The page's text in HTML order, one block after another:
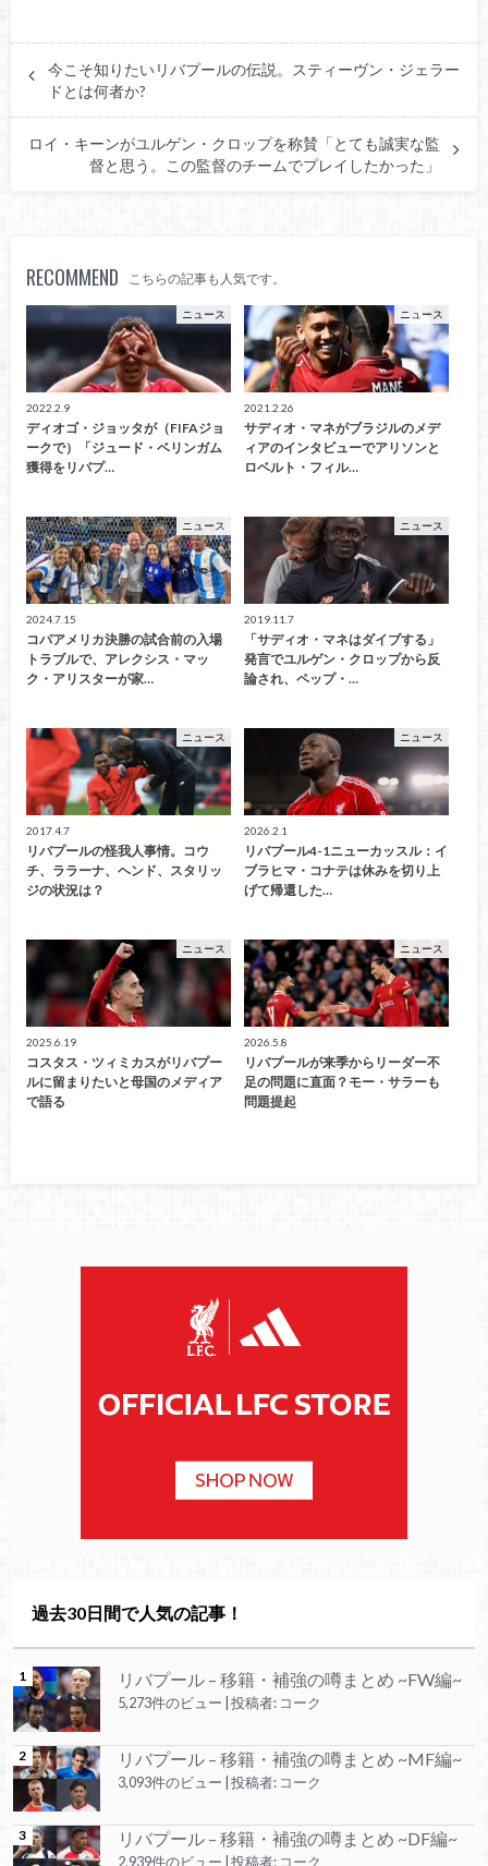
今こそ知りたいリバプールの伝説。スティーヴン・ジェラー
ドとは何者か?
ロイ・キーンがユルゲン・クロップを称賛「とても誠実な監
督と思う。この監督のチームでプレイしたかった」
RECOMMEND こちらの記事も人気です。
ニュース
2022.2.9
ディオゴ・ジョッタが（FIFAジョ
ークで）「ジュード・ベリンガム
獲得をリバプ…
ニュース
2021.2.26
サディオ・マネがブラジルのメデ
ィアのインタビューでアリソンと
ロベルト・フィル…
ニュース
2024.7.15
コパアメリカ決勝の試合前の入場
トラブルで、アレクシス・マッ
ク・アリスターが家…
ニュース
2019.11.7
「サディオ・マネはダイブする」
発言でユルゲン・クロップから反
論され、ペップ・…
ニュース
2017.4.7
リバプールの怪我人事情。コウ
チ、ララーナ、ヘンド、スタリッ
ジの状況は？
ニュース
2026.2.1
リバプール4-1ニューカッスル：イ
ブラヒマ・コナテは休みを切り上
げて帰還した…
ニュース
2025.6.19
コスタス・ツィミカスがリバプー
ルに留まりたいと母国のメディア
で語る
ニュース
2026.5.8
リバプールが来季からリーダー不
足の問題に直面？モー・サラーも
問題提起
過去30日間で人気の記事！
リバプール – 移籍・補強の噂まとめ ~FW編~
5,273件のビュー |投稿者: コーク
リバプール – 移籍・補強の噂まとめ ~MF編~
3,093件のビュー |投稿者: コーク
リバプール – 移籍・補強の噂まとめ ~DF編~
2,939件のビュー |投稿者: コーク